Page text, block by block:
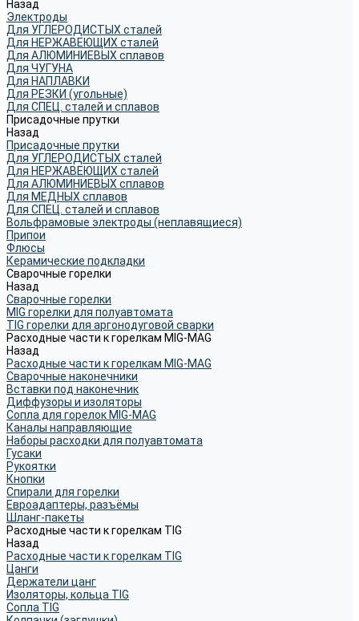
Назад
Электроды
Для УГЛЕРОДИСТЫХ сталей
Для НЕРЖАВЕЮЩИХ сталей
Для АЛЮМИНИЕВЫХ сплавов
Для ЧУГУНА
Для НАПЛАВКИ
Для РЕЗКИ (угольные)
Для СПЕЦ. сталей и сплавов
Присадочные прутки
Назад
Присадочные прутки
Для УГЛЕРОДИСТЫХ сталей
Для НЕРЖАВЕЮЩИХ сталей
Для АЛЮМИНИЕВЫХ сплавов
Для МЕДНЫХ сплавов
Для СПЕЦ. сталей и сплавов
Вольфрамовые электроды (неплавящиеся)
Припои
Флюсы
Керамические подкладки
Сварочные горелки
Назад
Сварочные горелки
MIG горелки для полуавтомата
TIG горелки для аргонодуговой сварки
Расходные части к горелкам MIG-MAG
Назад
Расходные части к горелкам MIG-MAG
Сварочные наконечники
Вставки под наконечник
Диффузоры и изоляторы
Сопла для горелок MIG-MAG
Каналы направляющие
Наборы расходки для полуавтомата
Гусаки
Рукоятки
Кнопки
Спирали для горелки
Евроадаптеры, разъёмы
Шланг-пакеты
Расходные части к горелкам TIG
Назад
Расходные части к горелкам TIG
Цанги
Держатели цанг
Изоляторы, кольца TIG
Сопла TIG